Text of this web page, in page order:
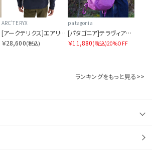
ARC'TERYX
[アークテリクス]エアリオス 18 バックパック
￥28,600(税込)
patagonia
[パタゴニア]テラヴィア・トート・パック 24L
￥11,880(税込)20%OFF
ランキングをもっと見る>>